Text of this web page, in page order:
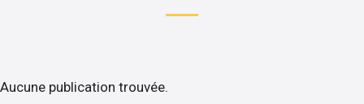
Aucune publication trouvée.